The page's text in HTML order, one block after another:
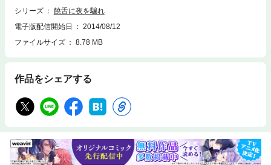
シリーズ
饒舌に夜を騙れ
電子版配信開始日
2014/08/12
ファイルサイズ
8.78 MB
作品をシェアする